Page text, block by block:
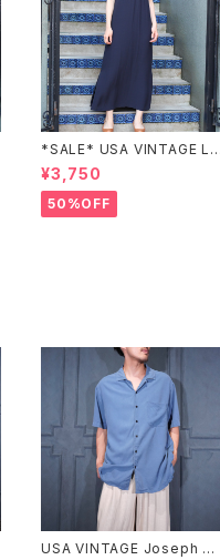
*SALE* USA VINTAGE
claiborne EMBROIDERY
DESIGN NAVY ONE PIEC
E/アメリカ古着刺繍デザイン
ネイビーワンピース
¥3,750
50%OFF
USA VINTAGE Joseph &